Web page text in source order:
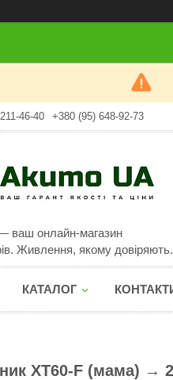
46-40 +380 (95) 648-92-73
ваш онлайн-магазин
Живлення, якому довіряють.
КАТАЛОГ
XT60-F (мама) →